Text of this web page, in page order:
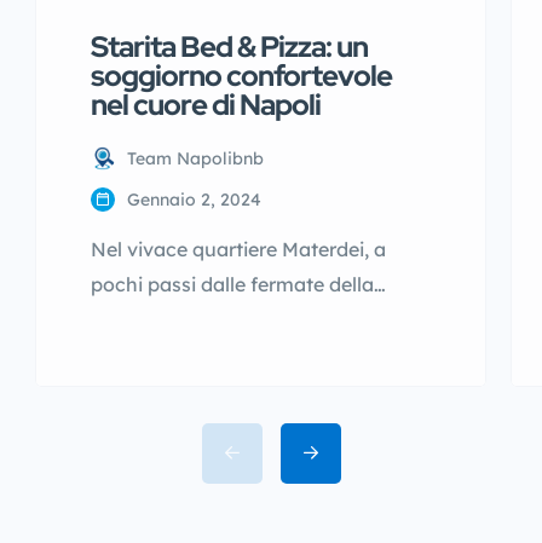
Starita Bed & Pizza: un
soggiorno confortevole
nel cuore di Napoli
Team Napolibnb
Gennaio 2, 2024
Nel vivace quartiere Materdei, a
pochi passi dalle fermate della
combina un’accoglienza familiare
con la comodità di una posizione